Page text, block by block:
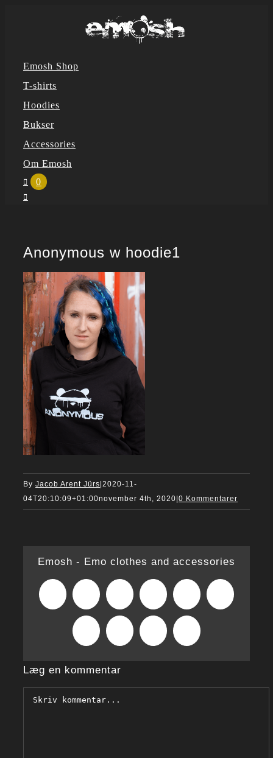
Emosh Shop
T-shirts
Hoodies
Bukser
Accessories
Om Emosh
0
Anonymous w hoodie1
By Jacob Arent Jürs 2020-11-
04T20:10:09+01:00november 4th, 2020 0 Kommentarer
Emosh - Emo clothes and accessories
Facebook Reddit LinkedIn WhatsAppTumblr
Pinterest Xing
mail
Læg en kommentar
Comment